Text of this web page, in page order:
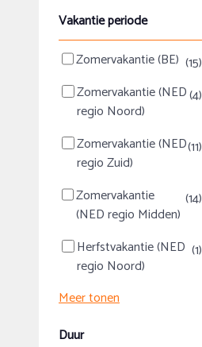
Duur
Vakantie periode
Zomervakantie (BE) (15)
Zomervakantie (NED
regio Noord)
(4)
Zomervakantie (NED
regio Zuid)
(11)
Zomervakantie
(NED regio Midden)
(14)
Herfstvakantie (NED
regio Noord)
(1)
Meer tonen